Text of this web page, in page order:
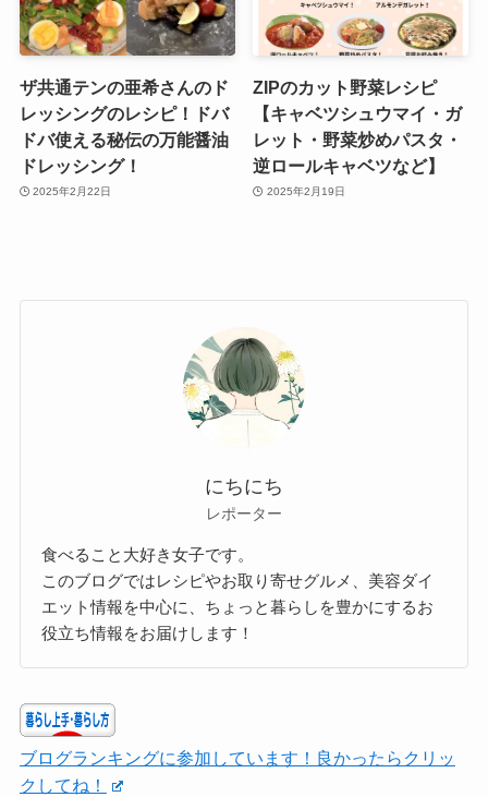
ザ共通テンの亜希さんのド
レッシングのレシピ！ドバ
ドバ使える秘伝の万能醤油
ドレッシング！
2025年2月22日
ZIPのカット野菜レシピ
【キャベツシュウマイ・ガ
レット・野菜炒めパスタ・
逆ロールキャベツなど】
2025年2月19日
にちにち
レポーター
食べること大好き女子です。
このブログではレシピやお取り寄せグルメ、美容ダイ
エット情報を中心に、ちょっと暮らしを豊かにするお
役立ち情報をお届けします！
ブログランキングに参加しています！良かったらクリッ
クしてね！